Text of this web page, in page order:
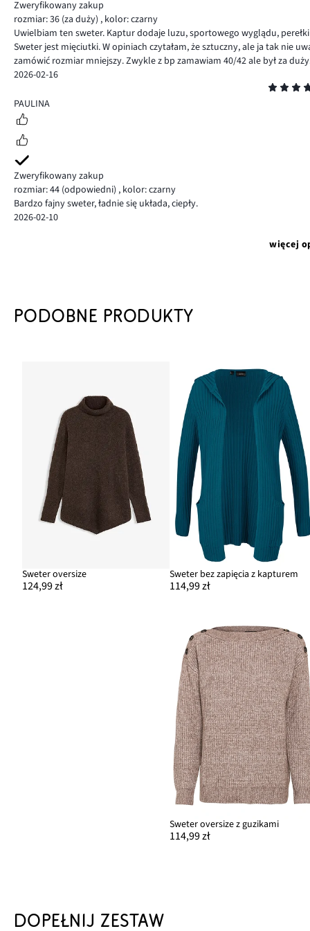
Zweryfikowany zakup
rozmiar: 36 (za duży) , kolor: czarny
Uwielbiam ten sweter. Kaptur dodaje luzu, sportowego wyglądu,
Sweter jest mięciutki. W opiniach czytałam, że sztuczny, ale ja tak nie
zamówić rozmiar mniejszy. Zwykle z bp zamawiam 40/42 ale był za
2026-02-16
5
PAULINA
Zweryfikowany zakup
rozmiar: 44 (odpowiedni) , kolor: czarny
Bardzo fajny sweter, ładnie się układa, ciepły.
2026-02-10
więcej
PODOBNE PRODUKTY
Sweter oversize
124,99 zł
Sweter bez zapięcia z kapturem
114,99 zł
Sweter oversize z guzikami
114,99 zł
DOPEŁNIJ ZESTAW